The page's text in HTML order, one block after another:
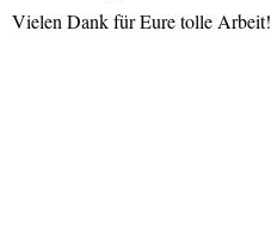
Vielen Dank für Eure tolle Arbeit!